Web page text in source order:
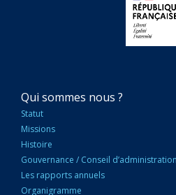
NAVIGATION
PRINCIPALE
Qui sommes nous ?
Statut
Missions
Histoire
Gouvernance / Conseil d’administration
Les rapports annuels
Organigramme